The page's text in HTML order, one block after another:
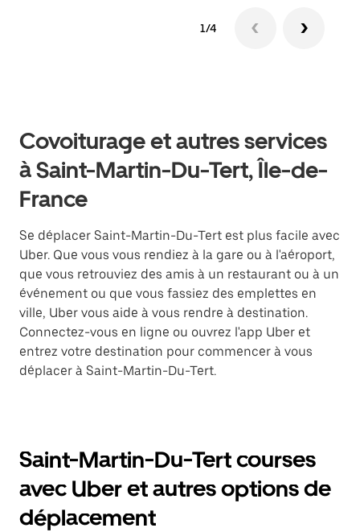
1/4
Covoiturage et autres services
à Saint-Martin-Du-Tert, Île-de-
France
Se déplacer Saint-Martin-Du-Tert est plus facile avec
Uber. Que vous vous rendiez à la gare ou à l'aéroport,
que vous retrouviez des amis à un restaurant ou à un
événement ou que vous fassiez des emplettes en
ville, Uber vous aide à vous rendre à destination.
Connectez-vous en ligne ou ouvrez l'app Uber et
entrez votre destination pour commencer à vous
déplacer à Saint-Martin-Du-Tert.
Saint-Martin-Du-Tert courses
avec Uber et autres options de
déplacement